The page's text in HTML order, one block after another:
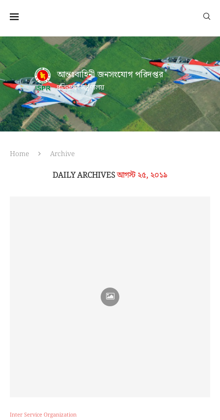
আন্তঃবাহিনী জনসংযোগ পরিদপ্তর
প্রতিরক্ষা মন্ত্রণালয়
Home Archive
DAILY ARCHIVESআগস্ট ২৫, ২০১৯
Inter Service Organization